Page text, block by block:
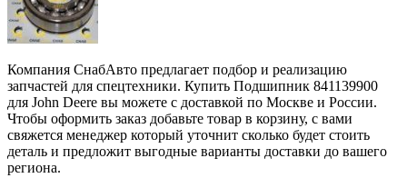
Компания СнабАвто предлагает подбор и реализацию
запчастей для спецтехники. Купить Подшипник 841139900
для John Deere вы можете с доставкой по Москве и России.
Чтобы оформить заказ добавьте товар в корзину, с вами
свяжется менеджер который уточнит сколько будет стоить
деталь и предложит выгодные варианты доставки до вашего
региона.